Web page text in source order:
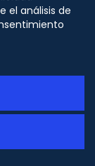
el análisis de